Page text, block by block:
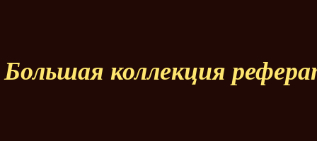
Большая коллекция